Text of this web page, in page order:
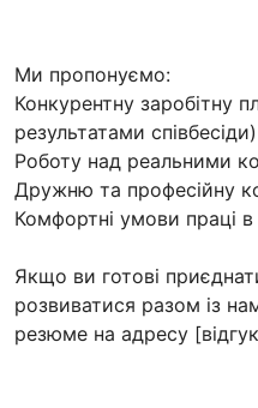
Ми пропонуємо:
Конкурентну заробітну
результатами співбесіди)
Роботу над реальними
Дружню та професійну
Комфортні умови праці в
Якщо ви готові
розвиватися разом із
резюме на адресу